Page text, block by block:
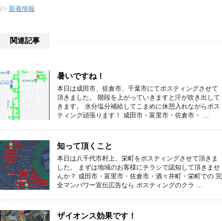
-新着情報
関連記事
暑いですね！
本日は成田市、佐倉市、千葉市にてポスティングさせて
頂きました。 階段を上がっていきますと汗が吹き出して
きます。 水分塩分補給してこまめに休憩入れながらポス
ティング頑張ります！ 成田市・富里市・佐倉市・ …
知って頂くこと
本日は八千代市村上、栄町をポスティングさせて頂きま
した。 まずは地域のお客様にチラシで認知して頂きませ
んか？ 成田市・富里市・佐倉市・酒々井町・栄町での 完
全マンパワー宣伝広告なら ポスティングのクラ …
ザイオンス効果です！